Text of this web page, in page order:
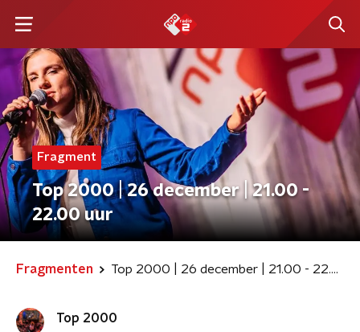
Fragment
Top 2000 | 26 december | 21.00 -
22.00 uur
Fragmenten Top 2000 | 26 december | 21.00 - 22.00 uur
Top 2000